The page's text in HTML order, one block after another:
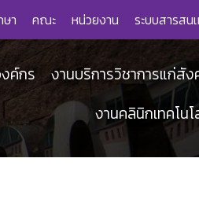
า คณะ หน่วยงาน ระบบสารสน
ค์กร
งานบริการวิชาการแก่สั
งานคลินิกเทคโน